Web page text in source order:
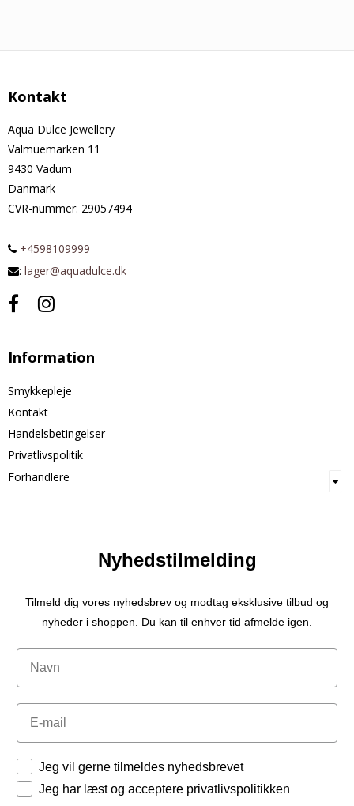
Kontakt
Aqua Dulce Jewellery
Valmuemarken 11
9430 Vadum
Danmark
CVR-nummer: 29057494
+4598109999
: lager@aquadulce.dk
Information
Smykkepleje
Kontakt
Handelsbetingelser
Privatlivspolitik
Forhandlere
Nyhedstilmelding
Tilmeld dig vores nyhedsbrev og modtag eksklusive tilbud og
nyheder i shoppen. Du kan til enhver tid afmelde igen.
Navn
Email
Tilladelser
Jeg vil gerne tilmeldes nyhedsbrevet
Jeg har læst og acceptere privatlivspolitikken